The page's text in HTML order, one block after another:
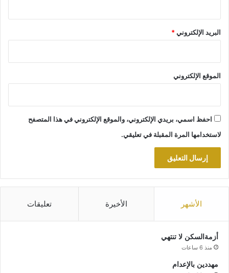
البريد الإلكتروني*
الموقع الإلكتروني
احفظ اسمي، بريدي الإلكتروني، والموقع الإلكتروني في هذا المتصفح
لاستخدامها المرة المقبلة في تعليقي.
الأشهر الأخيرة تعليقات
أزمةالسكن لا تنتهي
منذ 6 ساعات
مهددين بالإعدام